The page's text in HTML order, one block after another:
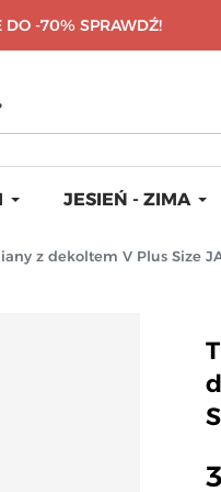
DO -70% SPRAWDŹ!
JESIEŃ - ZIMA
z dekoltem V Plus Size